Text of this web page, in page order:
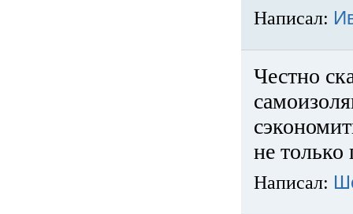
Написал:
Честно
не только
Написал: